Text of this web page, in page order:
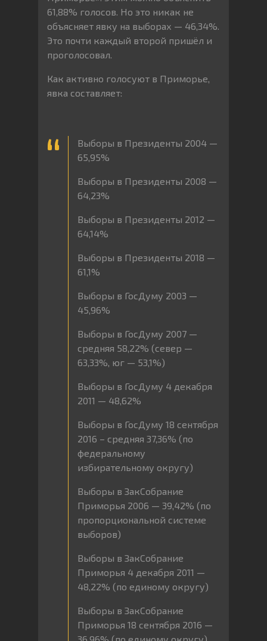
61,88% голосов. Но это никак не
объясняет явку на выборах — 46,34%.
Это почти каждый второй пришёл и
проголосовал.
Как активно голосуют в Приморье,
явка составляет:
Выборы в Президенты 2004 —
65,95%
Выборы в Президенты 2008 —
64,23%
Выборы в Президенты 2012 —
64,14%
Выборы в Президенты 2018 —
61,1%
Выборы в ГосДуму 2003 —
45,96%
Выборы в ГосДуму 2007 —
средняя 58,22% (север —
63,33%, юг — 53,1%)
Выборы в ГосДуму 4 декабря
2011 — 48,62%
Выборы в ГосДуму 18 сентября
2016 – средняя 37,36% (по
федеральному
избирательному округу)
Выборы в ЗакСобрание
Приморья 2006 — 39,42% (по
пропорциональной системе
выборов)
Выборы в ЗакСобрание
Приморья 4 декабря 2011 —
48,22% (по единому округу)
Выборы в ЗакСобрание
Приморья 18 сентября 2016 —